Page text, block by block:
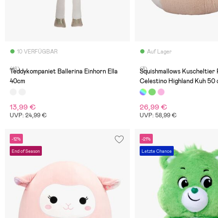
10 VERFÜGBAR
(16)
Teddykompaniet Ballerina Einhorn Ella
40cm
13,99 €
UVP: 24,99 €
Auf Lager
(3)
Squishmallows Kuscheltier
Celestino Highland Kuh 50
26,99 €
UVP: 58,99 €
-12%
End of Season
-21%
Letzte Chance